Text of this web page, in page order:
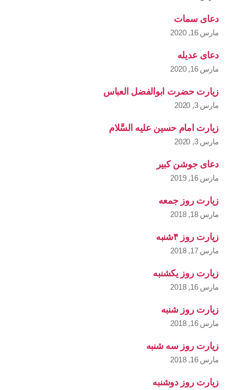
دعای سمات
مارس 16, 2020
دعای عدیله
مارس 16, 2020
زیارت حضرت ابوالفضل العباس
مارس 3, 2020
زیارت امام حسین علیه السَّلام
مارس 3, 2020
دعای جوشن کبیر
مارس 16, 2019
زیارت روز جمعه
مارس 18, 2018
زیارت روز ۴شنبه
مارس 17, 2018
زیارت روز یکشنبه
مارس 16, 2018
زیارت روز شنبه
مارس 16, 2018
زیارت روز سه شنبه
مارس 16, 2018
زیارت روز دوشنبه